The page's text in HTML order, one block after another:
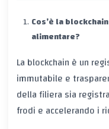
Cos’è la
alimentare?
La blockchain è un
immutabile e
della filiera sia
frodi e accelerando i